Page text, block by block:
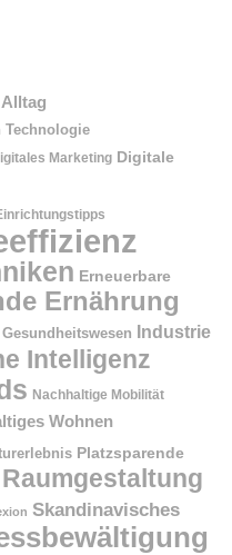
Technologie
Marketing Digitale
Erneuerbare
Ernährung
Gesundheitswesen Industrie
Intelligenz
Nachhaltige Mobilität
Wohnen
Platzsparende
Raumgestaltung
Skandinavisches